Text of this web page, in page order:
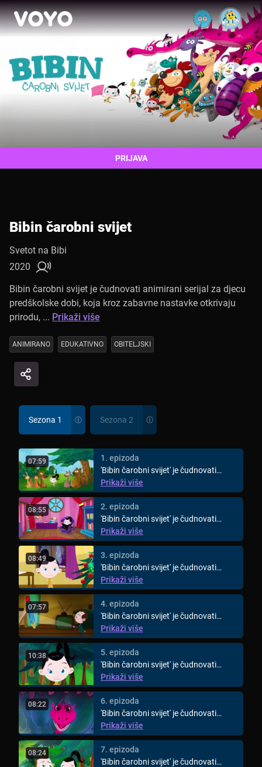
Bibin čarobni svijet
Svetot na Bibi
2020
Bibin čarobni svijet je čudnovati animirani serijal za djecu
predškolske dobi, koja kroz zabavne nastavke otkrivaju
prirodu, ... Prikaži više
ANIMIRANO EDUKATIVNO OBITELJSKI
PRIJAVA
Sezona 1 Sezona 2
07:59
1. epizoda
'Bibin čarobni svijet' je čudnovati
animirani svijet za djecu ...
Prikaži više
08:55
2. epizoda
'Bibin čarobni svijet' je čudnovati
animirani svijet za djecu ...
Prikaži više
08:49
3. epizoda
'Bibin čarobni svijet' je čudnovati
animirani svijet za djecu ...
Prikaži više
07:57
4. epizoda
'Bibin čarobni svijet' je čudnovati
animirani svijet za djecu ...
Prikaži više
10:38
5. epizoda
'Bibin čarobni svijet' je čudnovati
animirani svijet za djecu ...
Prikaži više
08:22
6. epizoda
'Bibin čarobni svijet' je čudnovati
animirani svijet za djecu ...
Prikaži više
08:24
7. epizoda
'Bibin čarobni svijet' je čudnovati